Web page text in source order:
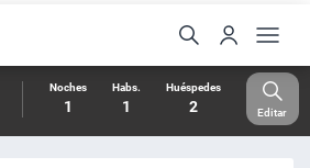
Noches
1
Habs.
1
Huéspedes
2 Editar